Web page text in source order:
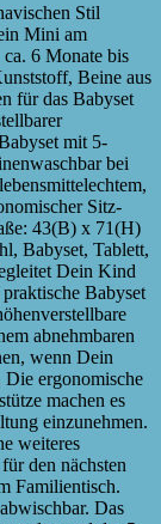
Stil
Mini am
6 Monate bis
Beine aus
für das Babyset
mit 5-
bei
Sitz-
43(B) x 71(H)
Babyset, Tablett,
Dein Kind
Babyset
abnehmbaren
wenn Dein
ergonomische
machen es
einzunehmen.
weiteres
den nächsten
Familientisch.
Das